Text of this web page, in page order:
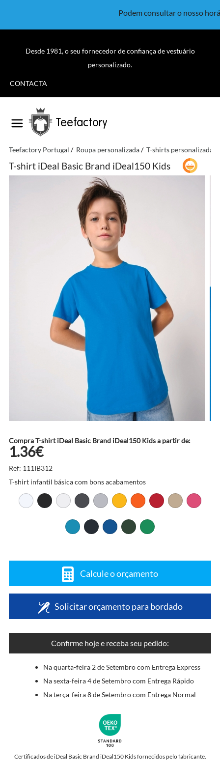
Podem consultar o nosso
Desde 1981, o seu fornecedor de confiança de vestuário
personalizado.
CONTACTA
Teefactory
Teefactory Portugal Roupa personalizada T-shirts personalizadas
T-shirt iDeal Basic Brand iDeal150 Kids
Compra T-shirt iDeal Basic Brand iDeal150 Kids a partir de:
1.36€
Ref: 111IB312
T-shirt infantil básica com bons acabamentos
Calcule o orçamento
Solicitar orçamento para bordado
Confirme hoje e receba seu pedido:
Na quarta-feira 2 de Setembro com Entrega Express
Na sexta-feira 4 de Setembro com Entrega Rápido
Na terça-feira 8 de Setembro com Entrega Normal
Certificados de iDeal Basic Brand iDeal150 Kids fornecidos pelo fabricante.